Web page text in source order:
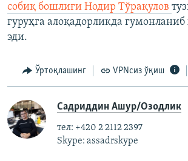
собиқ бошлиғи Нодир Тўрақулов
гуруҳга алоқадорликда
эди.
Ўртоқлашинг VPNсиз ўқиш
Садриддин Ашур/Озодлик
тел: +420 2 2112 2397
Skype: assadrskype